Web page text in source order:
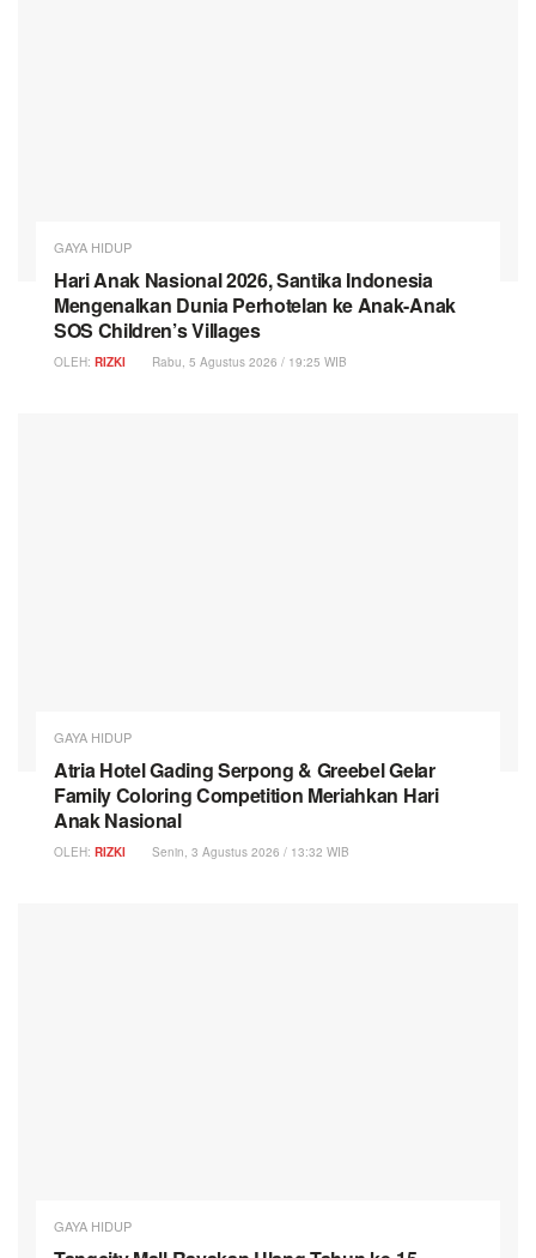
GAYA HIDUP
Hari Anak Nasional 2026, Santika Indonesia
Mengenalkan Dunia Perhotelan ke Anak-Anak
SOS Children’s Villages
OLEH: RIZKI Rabu, 5 Agustus 2026 / 19:25 WIB
GAYA HIDUP
Atria Hotel Gading Serpong & Greebel Gelar
Family Coloring Competition Meriahkan Hari
Anak Nasional
OLEH: RIZKI Senin, 3 Agustus 2026 / 13:32 WIB
GAYA HIDUP